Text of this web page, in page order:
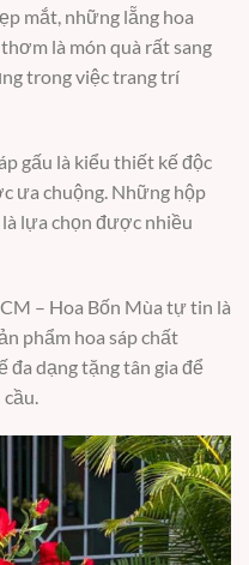
mắt, những lẵng hoa
là món quà rất sang
trong việc trang trí
gấu là kiểu thiết kế độc
ưa chuộng. Những hộp
lựa chọn được nhiều
– Hoa Bốn Mùa tự tin là
phẩm hoa sáp chất
dạng tặng tân gia để